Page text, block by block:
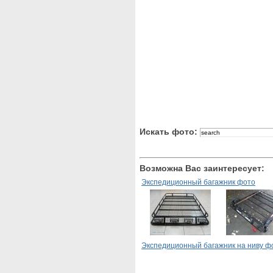
Искать фото:
Возможна Вас заинтересует:
Экспедиционный багажник фото
Экспедиционный багажник на ниву